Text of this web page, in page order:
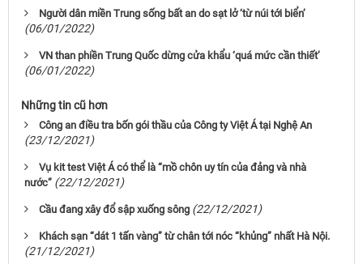
Người dân miền Trung sống bất an do sạt lở ‘từ núi tới biển’
(06/01/2022)
VN than phiền Trung Quốc dừng cửa khẩu ‘quá mức cần thiết’
(06/01/2022)
Những tin cũ hơn
Công an điều tra bốn gói thầu của Công ty Việt Á tại Nghệ An
(23/12/2021)
Vụ kit test Việt Á có thể là “mồ chôn uy tín của đảng và nhà
nước” (22/12/2021)
Cầu đang xây đổ sập xuống sông (22/12/2021)
Khách sạn “dát 1 tấn vàng” từ chân tới nóc “khủng” nhất Hà Nội.
(21/12/2021)